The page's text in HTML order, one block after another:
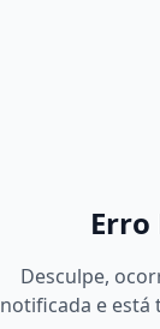
Desculpe,
notificada e está